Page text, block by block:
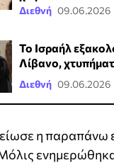
Διεθνή 09.06.2026
Το Ισραήλ
Λίβανο,
Διεθνή 09.06.2026
η παραπάνω